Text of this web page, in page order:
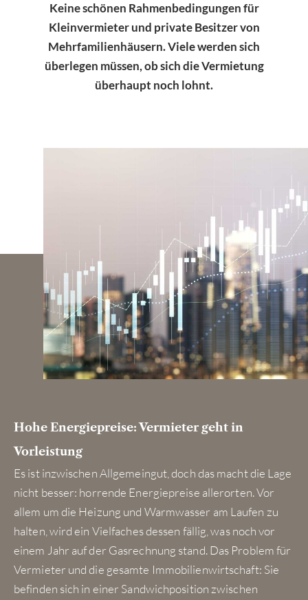
Keine schönen Rahmenbedingungen für
Kleinvermieter und private Besitzer von
Mehrfamilienhäusern. Viele werden sich
überlegen müssen, ob sich die Vermietung
überhaupt noch lohnt.
Hohe Energiepreise: Vermieter geht in
Vorleistung
Es ist inzwischen Allgemeingut, doch das macht die Lage
nicht besser: horrende Energiepreise allerorten. Vor
allem um die Heizung und Warmwasser am Laufen zu
halten, wird ein Vielfaches dessen fällig, was noch vor
einem Jahr auf der Gasrechnung stand. Das Problem für
Vermieter und die gesamte Immobilienwirtschaft: Sie
befinden sich in einer Sandwichposition zwischen